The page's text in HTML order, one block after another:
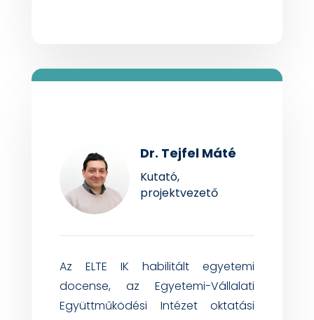
Dr. Tejfel Máté
Kutató,
projektvezető
Az ELTE IKhabilitált
egyetemi
docense, az
Egyetemi-Vállalati
Együttműködési
Intézet
oktatási